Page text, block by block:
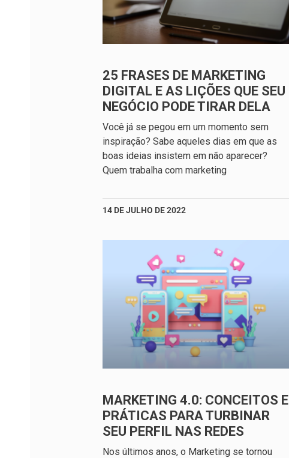
25 FRASES DE MARKETING
DIGITAL E AS LIÇÕES QUE SEU
NEGÓCIO PODE TIRAR DELA
Você já se pegou em um momento sem
inspiração? Sabe aqueles dias em que as
boas ideias insistem em não aparecer?
Quem trabalha com marketing
14 DE JULHO DE 2022
MARKETING 4.0: CONCEITOS E
PRÁTICAS PARA TURBINAR
SEU PERFIL NAS REDES
Nos últimos anos, o Marketing se tornou